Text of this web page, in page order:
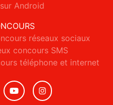
Android
réseaux sociaux
concours SMS
téléphone et internet